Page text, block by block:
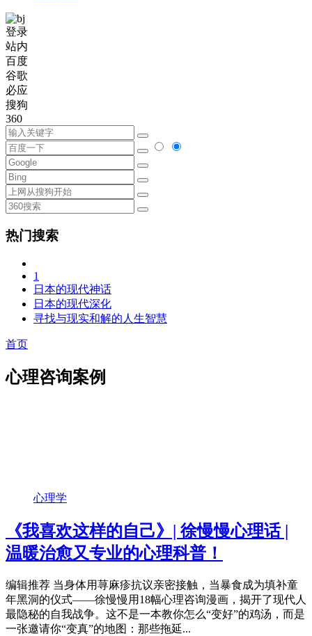
登录
站内
百度
谷歌
必应
搜狗
360
热门搜索
1
日本的现代神话
日本的现代深化
寻找与现实和解的人生智慧
首页
心理咨询案例
心理学
《我喜欢这样的自己》| 徐慢慢心理话 |
温暖治愈又专业的心理科普！
编辑推荐 当身体用荨麻疹抗议亲密接触，当暴食成为填补童
年黑洞的仪式——徐慢慢用18幅心理咨询漫画，揭开了现代人
最隐秘的自我战争。这不是一本教你怎么“变好”的鸡汤，而是
一张邀请你“变真”的地图：那些拖延...